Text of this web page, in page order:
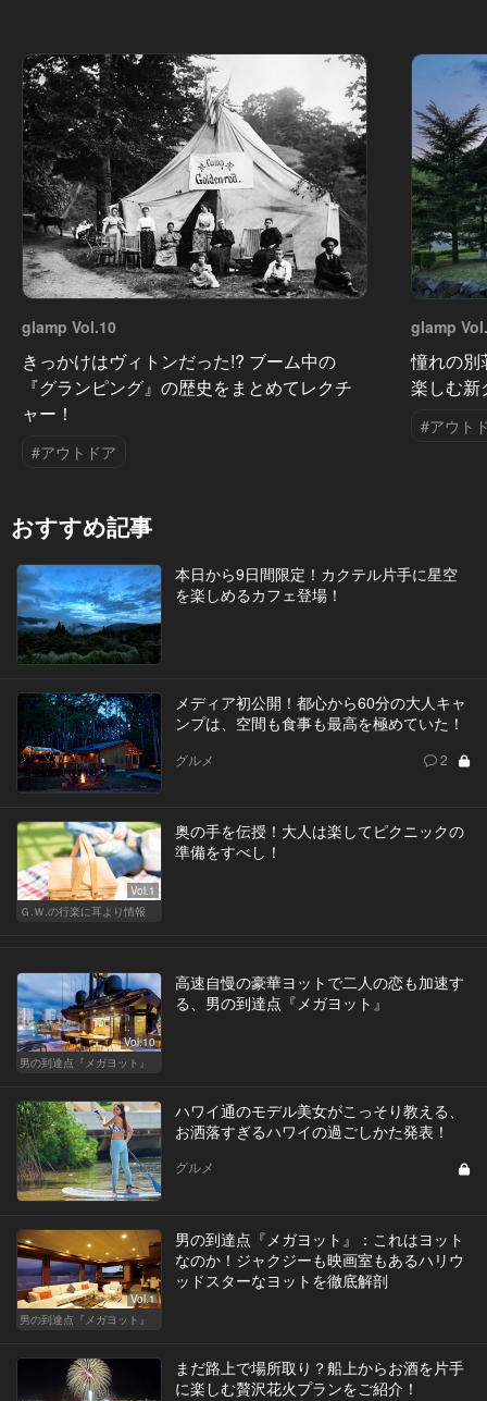
glamp Vol.10
きっかけはヴィトンだった!? ブーム中の
『グランピング』の歴史をまとめてレクチ
ャー！
#アウトドア
glamp
憧れの別
楽しむ新
#アウト
おすすめ記事
本日から9日間限定！カクテル片手に星空
を楽しめるカフェ登場！
メディア初公開！都心から60分の大人キャ
ンプは、空間も食事も最高を極めていた！
グルメ 2
Vol.1
Ｇ.Ｗ.の行楽に耳より情報
奥の手を伝授！大人は楽してピクニックの
準備をすべし！
Vol.10
男の到達点『メガヨット』
高速自慢の豪華ヨットで二人の恋も加速す
る、男の到達点『メガヨット』
ハワイ通のモデル美女がこっそり教える、
お洒落すぎるハワイの過ごしかた発表！
グルメ
Vol.1
男の到達点『メガヨット』
男の到達点『メガヨット』：これはヨット
なのか！ジャクジーも映画室もあるハリウ
ッドスターなヨットを徹底解剖
まだ路上で場所取り？船上からお酒を片手
に楽しむ贅沢花火プランをご紹介！